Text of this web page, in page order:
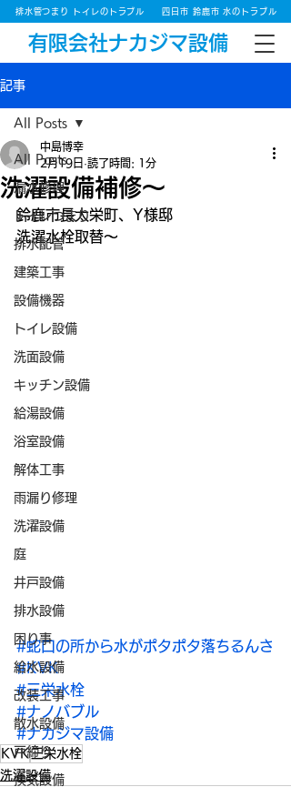
有限会社ナカジマ設備
排水管つまり トイレのトラブル 四日市 鈴鹿市 水のトラブル
記事
All Posts
漏水修理
トイレつまり
排水配管
建築工事
設備機器
トイレ設備
洗面設備
キッチン設備
給湯設備
浴室設備
解体工事
雨漏り修理
洗濯設備
庭
井戸設備
排水設備
困り事
給水設備
改装工事
散水設備
戸締り
換気設備
All Posts
洗濯設備補修～
中島博幸
2月19日 読了時間: 1分
鈴鹿市長太栄町、Y様邸
洗濯水栓取替～
#蛇口の所から水がポタポタ落ちるんさ
#KVK
#三栄水栓
#ナノバブル
#ナカジマ設備
KVK三栄水栓
洗濯設備